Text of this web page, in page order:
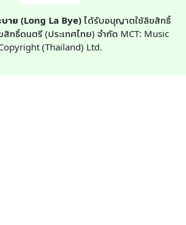
าย (Long La Bye) ได้รับอนุญาตใช้ลิขสิทธิ์
ทธิ์ดนตรี (ประเทศไทย) จำกัด MCT: Music
(Thailand) Ltd.